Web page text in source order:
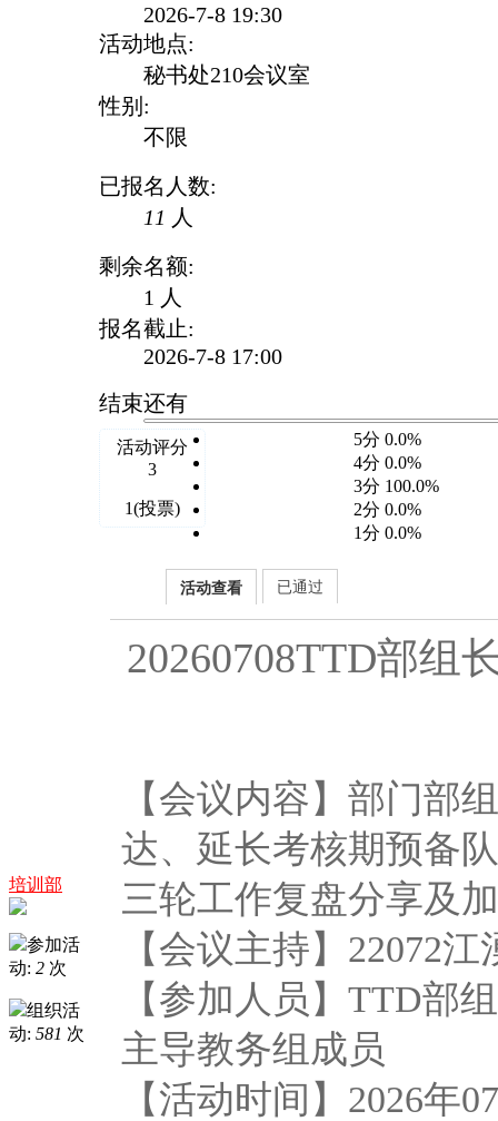
培训部
参加活
动: 2 次
组织活
动: 581 次
2026-7-8 19:30
活动地点:
秘书处210会议室
性别:
不限
已报名人数:
11 人
剩余名额:
1 人
报名截止:
2026-7-8 17:00
结束还有
活动评分
3
1(投票)
5分 0.0%
4分 0.0%
3分 100.0%
2分 0.0%
1分 0.0%
活动查看 已通过
20260708TTD部组
【会议内容】部门部
达、延长考核期预备
三轮工作复盘分享及
【会议主持】22072江
【参加人员】TTD部
主导教务组成员
【活动时间】2026年